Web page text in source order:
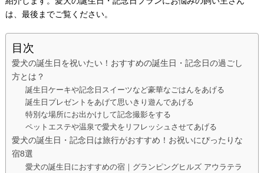
は、最後までご覧ください。
目次
愛犬の誕生日を祝いたい！おすすめの誕生日・記念日の過ごし
方とは？
誕生日ケーキや記念日スイーツなど豪華なごはんをあげる
誕生日プレゼントをあげて思いきり遊んであげる
特別な場所にお出かけして記念撮影をする
ペットエステや温泉で愛犬をリフレッシュさせてあげる
愛犬の誕生日・記念日は旅行がおすすめ！お祝いにぴったりな
宿8選
愛犬の誕生日におすすめの宿｜グランピングヒルズ アウラテラ